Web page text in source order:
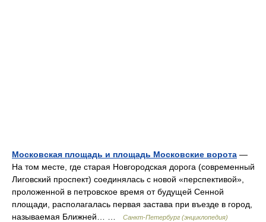
Московская площадь и площадь Московские ворота —
На том месте, где старая Новгородская дорога (современный
Лиговский проспект) соединялась с новой «перспективой»,
проложенной в петровское время от будущей Сенной
площади, располагалась первая застава при въезде в город,
называемая Ближней… …
Санкт-Петербург (энциклопедия)